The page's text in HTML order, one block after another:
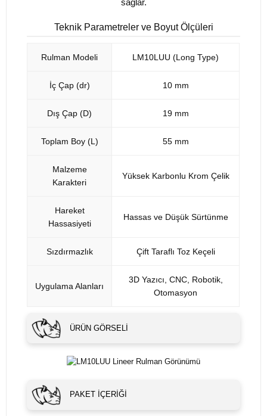
sağlar.
Teknik Parametreler ve Boyut Ölçüleri
Rulman Modeli LM10LUU (Long Type)
İç Çap (dr) 10 mm
Dış Çap (D) 19 mm
Toplam Boy (L) 55 mm
Malzeme
Karakteri
Yüksek Karbonlu Krom Çelik
Hareket
Hassasiyeti
Hassas ve Düşük Sürtünme
Sızdırmazlık Çift Taraflı Toz Keçeli
Uygulama Alanları
3D Yazıcı, CNC, Robotik,
Otomasyon
ÜRÜN GÖRSELI
PAKET İÇERIĞI